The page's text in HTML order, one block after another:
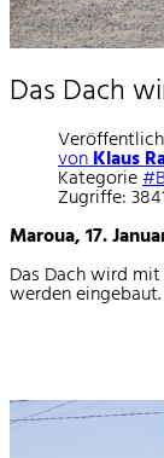
Das Dach
von Klaus
Kategorie
Zugriffe:
Maroua, 17.
Das Dach wird
werden eingebaut.